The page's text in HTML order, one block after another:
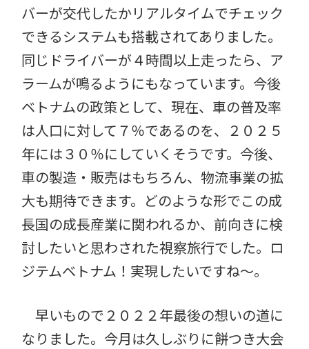
バーが交代したかリアルタイムでチェック
できるシステムも搭載されてありました。
同じドライバーが４時間以上走ったら、ア
ラームが鳴るようにもなっています。今後
ベトナムの政策として、現在、車の普及率
は人口に対して７％であるのを、２０２５
年には３０％にしていくそうです。今後、
車の製造・販売はもちろん、物流事業の拡
大も期待できます。どのような形でこの成
長国の成長産業に関われるか、前向きに検
討したいと思わされた視察旅行でした。ロ
ジテムベトナム！実現したいですね〜。
早いもので２０２２年最後の想いの道に
なりました。今月は久しぶりに餅つき大会